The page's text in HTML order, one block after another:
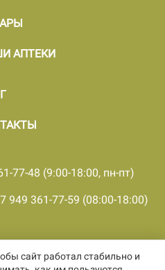
АПТЕКИ
77-48 (9:00-18:00, пн-пт)
949 361-77-59 (08:00-18:00)
ООО «ПКМФ «Ольвия-
сайт работал стабильно и